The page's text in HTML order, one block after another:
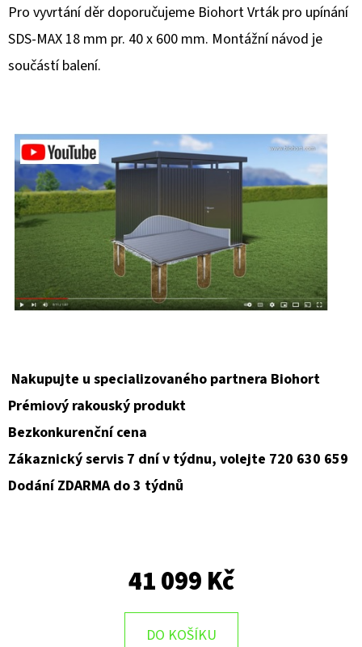
Pro vyvrtání děr doporučujeme Biohort Vrták pro upínání
SDS-MAX 18 mm pr. 40 x 600 mm. Montážní návod je
součástí balení.
Nakupujte u specializovaného partnera Biohort
Prémiový rakouský produkt
Bezkonkurenční cena
Zákaznický servis 7 dní v týdnu, volejte 720 630 659
Dodání ZDARMA do 3 týdnů
41 099 Kč
DO KOŠÍKU